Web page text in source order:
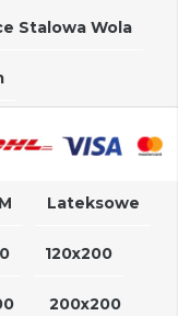
Stalowa Wola
Lateksowe
120x200
200x200